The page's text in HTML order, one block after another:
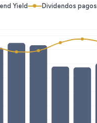
Yield Dividendos pagos